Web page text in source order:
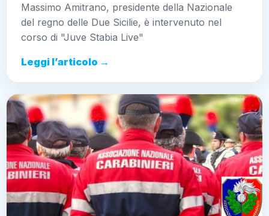
Massimo Amitrano, presidente della Nazionale
del regno delle Due Sicilie, è intervenuto nel
corso di "Juve Stabia Live"
Leggi l’articolo →